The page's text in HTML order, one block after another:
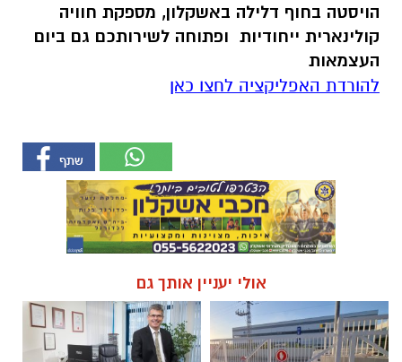
הויסטה בחוף דלילה באשקלון, מספקת חוויה
קולינארית ייחודיות ופתוחה לשירותכם גם ביום
העצמאות
להורדת האפליקציה לחצו כאן
אולי יעניין אותך גם